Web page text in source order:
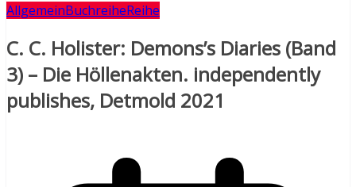
AllgemeinBuchreiheReihe
C. C. Holister: Demons’s Diaries (Band
3) – Die Höllenakten. independently
publishes, Detmold 2021